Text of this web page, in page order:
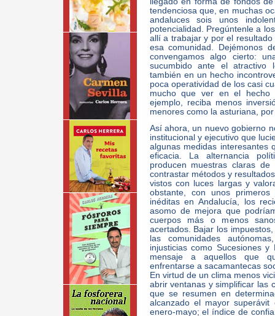
tendenciosa que, en muchas
andaluces sois unos
potencialidad. Pregúntenle a
allí a trabajar y por el
esa comunidad. Dejémonos
convengamos algo cierto:
sucumbido ante el atractivo
también en un hecho
poca operatividad de los casi
mucho que ver en el hecho
ejemplo, reciba menos
menores como la asturiana,
Así ahora, un nuevo gobierno
institucional y ejecutivo que
algunas medidas interesantes
eficacia. La alternancia
producen muestras claras
contrastar métodos y
vistos con luces largas y
obstante, con unos
inéditas en Andalucía, los
asomo de mejora que
cuerpos más o menos
acertados. Bajar los
las comunidades
injusticias como Sucesiones
mensaje a aquellos que
enfrentarse a sacamantecas
En virtud de un clima menos
abrir ventanas y simplificar las
que se resumen en
alcanzado el mayor
enero-mayo; el índice de